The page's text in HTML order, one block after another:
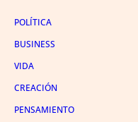
POLÍTICA
BUSINESS
VIDA
CREACIÓN
PENSAMIENTO